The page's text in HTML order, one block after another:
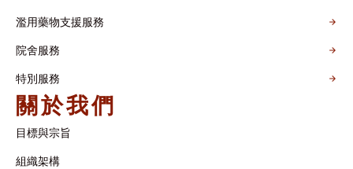
濫用藥物支援服務
院舍服務
特別服務
關於我們
目標與宗旨
組織架構​